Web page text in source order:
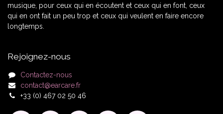
musique, pour ceux qui en écoutent et ceux qui en font, ceux
qui en ont fait un peu trop et ceux qui veulent en faire encore
longtemps.
Rejoignez-nous
Contactez-nous
contact@earcare.fr
+33 (0) 467 02 50 46